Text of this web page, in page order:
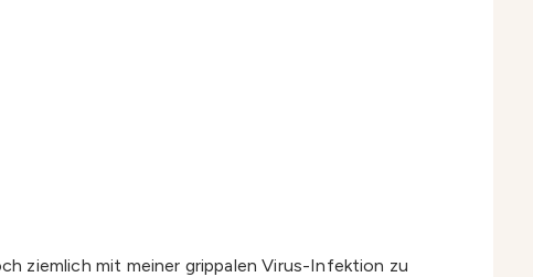
ziemlich mit meiner grippalen Virus-Infektion zu